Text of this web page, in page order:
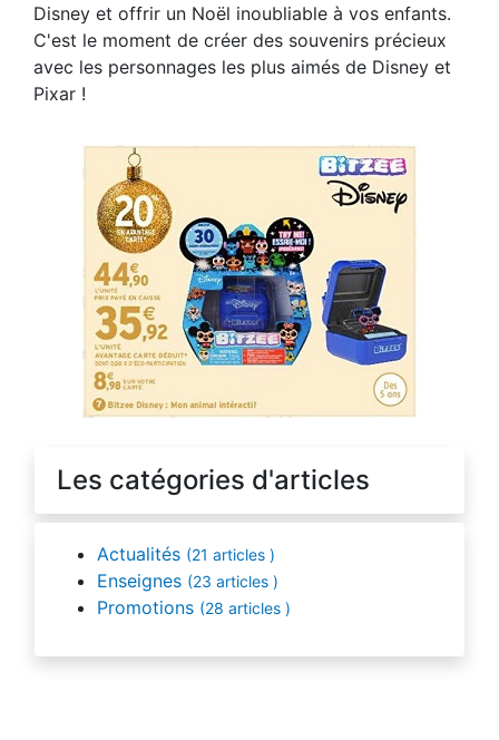
Disney et offrir un Noël inoubliable à vos enfants.
C'est le moment de créer des souvenirs précieux
avec les personnages les plus aimés de Disney et
Pixar !
Les catégories d'articles
Actualités (21 articles )
Enseignes (23 articles )
Promotions (28 articles )